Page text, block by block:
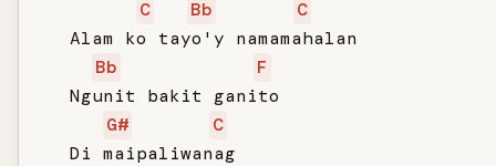
C
Bb
C
   Alam ko tayo'y namamahalan
Bb
F
   Ngunit bakit ganito
G#
C
   Di maipaliwanag